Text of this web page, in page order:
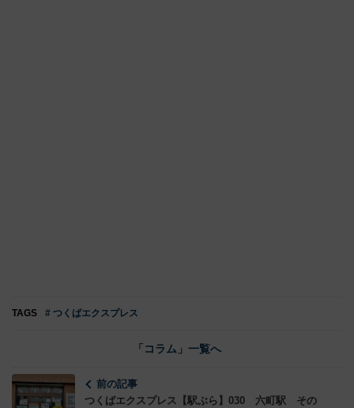
TAGS # つくばエクスプレス
「コラム」一覧へ
前の記事
つくばエクスプレス【駅ぶら】030 六町駅 その